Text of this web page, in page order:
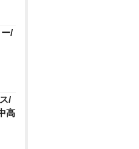
/
/
高